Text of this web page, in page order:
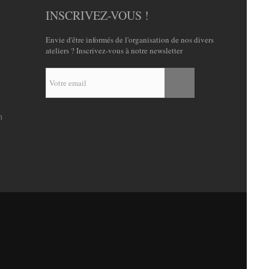
INSCRIVEZ-VOUS !
Envie d'être informés de l'organisation de nos divers
ateliers ? Inscrivez-vous à notre newsletter